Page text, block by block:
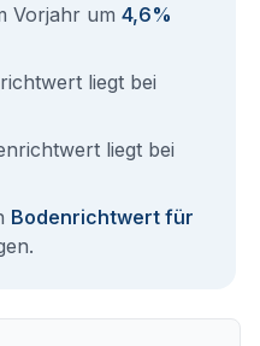
Vorjahr um 4,6%
liegt bei
liegt bei
Bodenrichtwert für